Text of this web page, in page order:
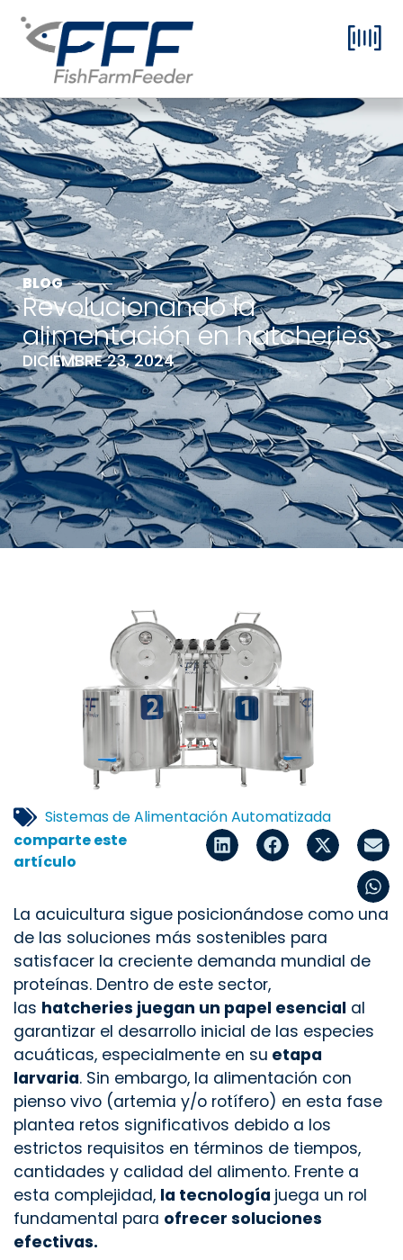
BLOG
Revolucionando la
alimentación en hatcheries
DICIEMBRE 23, 2024
Sistemas de Alimentación Automatizada
comparte este
artículo
La acuicultura sigue posicionándose como una
de las soluciones más sostenibles para
satisfacer la creciente demanda mundial de
proteínas. Dentro de este sector,
las hatcheries juegan un papel esencial al
garantizar el desarrollo inicial de las especies
acuáticas, especialmente en su etapa
larvaria. Sin embargo, la alimentación con
pienso vivo (artemia y/o rotífero) en esta fase
plantea retos significativos debido a los
estrictos requisitos en términos de tiempos,
cantidades y calidad del alimento. Frente a
esta complejidad, la tecnología juega un rol
fundamental para ofrecer soluciones
efectivas.